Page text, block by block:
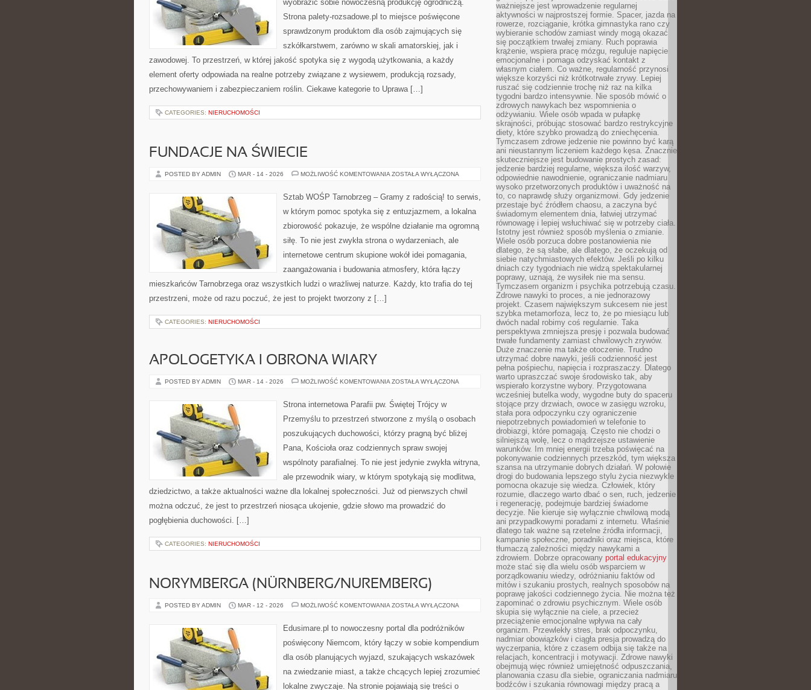
wyobrazić sobie nowoczesną produkcję ogrodniczą.
Strona palety-rozsadowe.pl to miejsce poświęcone
sprawdzonym produktom dla osób zajmujących się
szkółkarstwem, zarówno w skali amatorskiej, jak i
zawodowej. To przestrzeń, w której jakość spotyka się z wygodą użytkowania, a każdy
element oferty odpowiada na realne potrzeby związane z wysiewem, produkcją rozsady,
przechowywaniem i zabezpieczaniem roślin. Ciekawe kategorie to Uprawa […]
CATEGORIES: NIERUCHOMOŚCI
FUNDACJE NA ŚWIECIE
POSTED BY ADMIN MAR - 14 - 2026 MOŻLIWOŚĆ KOMENTOWANIA FUNDACJE
ZOSTAŁA WYŁĄCZONA
Sztab WOŚP Tarnobrzeg – Gramy z radością! to serwis,
w którym pomoc spotyka się z entuzjazmem, a lokalna
zbiorowość pokazuje, że wspólne działanie ma ogromną
siłę. To nie jest zwykła strona o wydarzeniach, ale
internetowe centrum skupione wokół idei pomagania,
zaangażowania i budowania atmosfery, która łączy
mieszkańców Tarnobrzega oraz wszystkich ludzi o wrażliwej naturze. Każdy, kto trafia do tej
przestrzeni, może od razu poczuć, że jest to projekt tworzony z […]
CATEGORIES: NIERUCHOMOŚCI
APOLOGETYKA I OBRONA WIARY
POSTED BY ADMIN MAR - 14 - 2026 MOŻLIWOŚĆ KOMENTOWANIA APOLOGETYKA
WIARY
ZOSTAŁA WYŁĄCZONA
Strona internetowa Parafii pw. Świętej Trójcy w
Przemyślu to przestrzeń stworzone z myślą o osobach
poszukujących duchowości, którzy pragną być bliżej
Pana, Kościoła oraz codziennych spraw swojej
wspólnoty parafialnej. To nie jest jedynie zwykła witryna,
ale przewodnik wiary, w którym spotykają się modlitwa,
dziedzictwo, a także aktualności ważne dla lokalnej społeczności. Już od pierwszych chwil
można odczuć, że jest to przestrzeń niosąca ukojenie, gdzie słowo ma prowadzić do
pogłębienia duchowości. […]
CATEGORIES: NIERUCHOMOŚCI
NORYMBERGA (NÜRNBERG/NUREMBERG)
POSTED BY ADMIN MAR - 12 - 2026 MOŻLIWOŚĆ KOMENTOWANIA NORYMBERGA
ZOSTAŁA WYŁĄCZONA
Edusimare.pl to nowoczesny portal dla podróżników
poświęcony Niemcom, który łączy w sobie kompendium
dla osób planujących wyjazd, szukających wskazówek
na zwiedzanie miast, a także chcących lepiej zrozumieć
lokalne zwyczaje. Na stronie pojawiają się treści o
ważniejsze jest wprowadzenie regularnej
aktywności w najprostszej formie. Spacer, jazda na
rowerze, rozciąganie, krótka gimnastyka rano czy
wybieranie schodów zamiast windy mogą okazać
się początkiem trwałej zmiany. Ruch poprawia
krążenie, wspiera pracę mózgu, reguluje napięcie
emocjonalne i pomaga odzyskać kontakt z
własnym ciałem. Co ważne, regularność przynosi
większe korzyści niż krótkotrwałe zrywy. Lepiej
ruszać się codziennie trochę niż raz na kilka
tygodni bardzo intensywnie. Nie sposób mówić o
zdrowych nawykach bez wspomnienia o
odżywianiu. Wiele osób wpada w pułapkę
skrajności, próbując stosować bardzo restrykcyjne
diety, które szybko prowadzą do zniechęcenia.
Tymczasem zdrowe jedzenie nie powinno być karą
ani nieustannym liczeniem każdego kęsa. Znacznie
skuteczniejsze jest budowanie prostych zasad:
jedzenie bardziej regularne, większa ilość warzyw,
odpowiednie nawodnienie, ograniczanie nadmiaru
wysoko przetworzonych produktów i uważność na
to, co naprawdę służy organizmowi. Gdy jedzenie
przestaje być źródłem chaosu, a zaczyna być
świadomym elementem dnia, łatwiej utrzymać
równowagę i lepiej wsłuchiwać się w potrzeby ciała.
Istotny jest również sposób myślenia o zmianie.
Wiele osób porzuca dobre postanowienia nie
dlatego, że są słabe, ale dlatego, że oczekują od
siebie natychmiastowych efektów. Jeśli po kilku
dniach czy tygodniach nie widzą spektakularnej
poprawy, uznają, że wysiłek nie ma sensu.
Tymczasem organizm i psychika potrzebują czasu.
Zdrowe nawyki to proces, a nie jednorazowy
projekt. Czasem największym sukcesem nie jest
szybka metamorfoza, lecz to, że po miesiącu lub
dwóch nadal robimy coś regularnie. Taka
perspektywa zmniejsza presję i pozwala budować
trwałe fundamenty zamiast chwilowych zrywów.
Duże znaczenie ma także otoczenie. Trudno
utrzymać dobre nawyki, jeśli codzienność jest
pełna pośpiechu, napięcia i rozpraszaczy. Dlatego
warto upraszczać swoje środowisko tak, aby
wspierało korzystne wybory. Przygotowana
wcześniej butelka wody, wygodne buty do spaceru
stojące przy drzwiach, owoce w zasięgu wzroku,
stała pora odpoczynku czy ograniczenie
niepotrzebnych powiadomień w telefonie to
drobiazgi, które pomagają. Często nie chodzi o
silniejszą wolę, lecz o mądrzejsze ustawienie
warunków. Im mniej energii trzeba poświęcać na
pokonywanie codziennych przeszkód, tym większa
szansa na utrzymanie dobrych działań. W połowie
drogi do budowania lepszego stylu życia niezwykle
pomocna okazuje się wiedza. Człowiek, który
rozumie, dlaczego warto dbać o sen, ruch, jedzenie
i regenerację, podejmuje bardziej świadome
decyzje. Nie kieruje się wyłącznie chwilową modą
ani przypadkowymi poradami z internetu. Właśnie
dlatego tak ważne są rzetelne źródła informacji,
kampanie społeczne, poradniki oraz miejsca, które
tłumaczą zależności między nawykami a
zdrowiem. Dobrze opracowany portal edukacyjny
może stać się dla wielu osób wsparciem w
porządkowaniu wiedzy, odróżnianiu faktów od
mitów i szukaniu prostych, realnych sposobów na
poprawę jakości codziennego życia. Nie można też
zapominać o zdrowiu psychicznym. Wiele osób
skupia się wyłącznie na ciele, a przecież
przeciążenie emocjonalne wpływa na cały
organizm. Przewlekły stres, brak odpoczynku,
nadmiar obowiązków i ciągła presja prowadzą do
wyczerpania, które z czasem odbija się także na
relacjach, koncentracji i motywacji. Zdrowe nawyki
obejmują więc również umiejętność odpuszczania,
planowania czasu dla siebie, ograniczania nadmiaru
bodźców i szukania równowagi między pracą a